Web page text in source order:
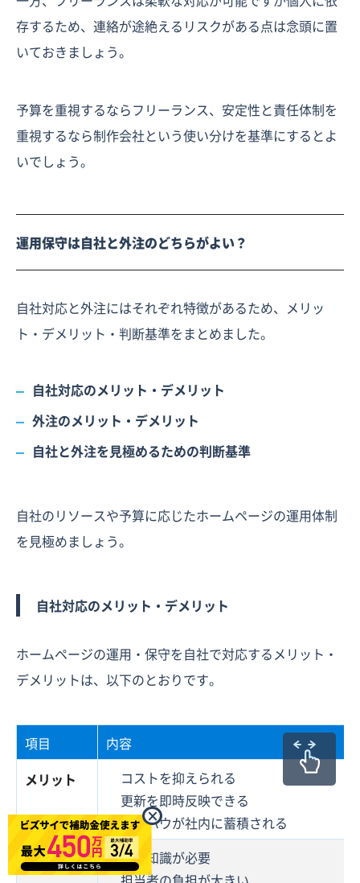
存するため、連絡が途絶えるリスクがある点は念頭に置
いておきましょう。
予算を重視するならフリーランス、安定性と責任体制を
重視するなら制作会社という使い分けを基準にするとよ
いでしょう。
運用保守は自社と外注のどちらがよい？
自社対応と外注にはそれぞれ特徴があるため、メリッ
ト・デメリット・判断基準をまとめました。
自社対応のメリット・デメリット
外注のメリット・デメリット
自社と外注を見極めるための判断基準
自社のリソースや予算に応じたホームページの運用体制
を見極めましょう。
自社対応のメリット・デメリット
ホームページの運用・保守を自社で対応するメリット・
デメリットは、以下のとおりです。
項目
内容
メリット
コストを抑えられる
更新を即時反映できる
ノウハウが社内に蓄積される
デメリット
専門知識が必要
×